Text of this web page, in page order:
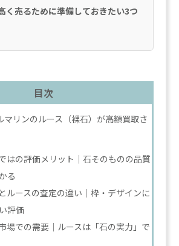
く売るために準備しておきたい3つ
目次
マリンのルース（裸石）が高額買取さ
はの評価メリット｜石そのものの品質
る
ルースの査定の違い｜枠・デザインに
評価
場での需要｜ルースは「石の実力」で